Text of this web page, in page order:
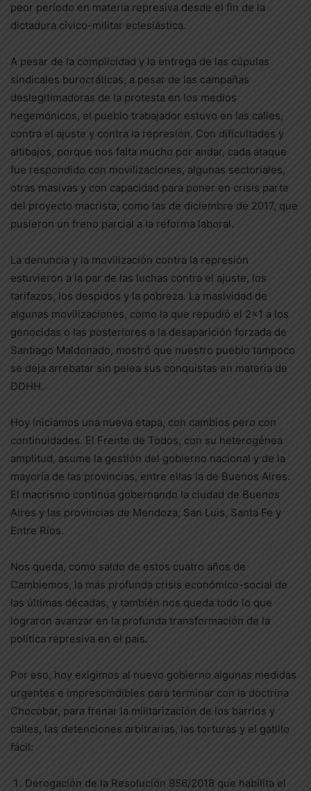
peor período en materia represiva desde el fin de la
dictadura cívico-militar eclesiástica.
A pesar de la complicidad y la entrega de las cúpulas
sindicales burocráticas, a pesar de las campañas
deslegitimadoras de la protesta en los medios
hegemónicos, el pueblo trabajador estuvo en las calles,
contra el ajuste y contra la represión. Con dificultades y
altibajos, porque nos falta mucho por andar, cada ataque
fue respondido con movilizaciones, algunas sectoriales,
otras masivas y con capacidad para poner en crisis parte
del proyecto macrista, como las de diciembre de 2017, que
pusieron un freno parcial a la reforma laboral.
La denuncia y la movilización contra la represión
estuvieron a la par de las luchas contra el ajuste, los
tarifazos, los despidos y la pobreza. La masividad de
algunas movilizaciones, como la que repudió el 2×1 a los
genocidas o las posteriores a la desaparición forzada de
Santiago Maldonado, mostró que nuestro pueblo tampoco
se deja arrebatar sin pelea sus conquistas en materia de
DDHH.
Hoy iniciamos una nueva etapa, con cambios pero con
continuidades. El Frente de Todos, con su heterogénea
amplitud, asume la gestión del gobierno nacional y de la
mayoría de las provincias, entre ellas la de Buenos Aires.
El macrismo continúa gobernando la ciudad de Buenos
Aires y las provincias de Mendoza, San Luis, Santa Fe y
Entre Ríos.
Nos queda, como saldo de estos cuatro años de
Cambiemos, la más profunda crisis económico-social de
las últimas décadas, y también nos queda todo lo que
lograron avanzar en la profunda transformación de la
política represiva en el país.
Por eso, hoy exigimos al nuevo gobierno algunas medidas
urgentes e imprescindibles para terminar con la doctrina
Chocobar, para frenar la militarización de los barrios y
calles, las detenciones arbitrarias, las torturas y el gatillo
fácil:
Derogación de la Resolución 956/2018 que habilita el